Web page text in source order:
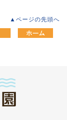
▲ページの先頭へ